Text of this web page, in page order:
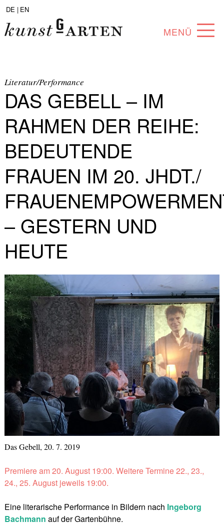
DE | EN
MENÜ
SAMMLUNG
KÜNSTLER*INNEN
PARTNER*INNEN
ANGEBOTE
Literatur/Performance
DAS GEBELL – IM
RAHMEN DER REIHE:
BEDEUTENDE
FRAUEN IM 20. JHDT./
– GESTERN UND
HEUTE
Das Gebell, 20. 7. 2019
Premiere am 20. August 19:00. Weitere Termine 22., 23.,
24., 25. August jeweils 19:00.
Eine literarische Performance in Bildern nach Ingeborg
Bachmann auf der Gartenbühne.